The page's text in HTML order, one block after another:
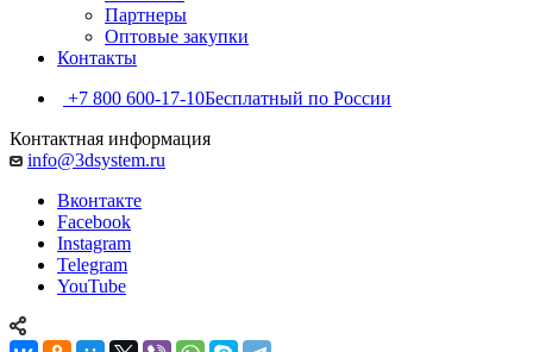
Партнеры
Оптовые закупки
Контакты
+7 800 600-17-10Бесплатный по России
Контактная информация
info@3dsystem.ru
Вконтакте
Facebook
Instagram
Telegram
YouTube